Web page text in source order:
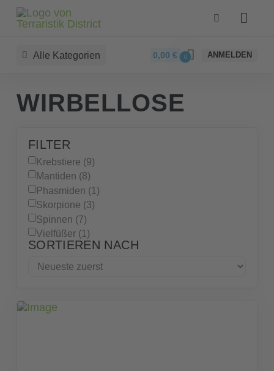
Alle Kategorien 0,00€ 0 ANMELDEN
WIRBELLOSE
FILTER
Krebstiere (9)
Mantiden (8)
Phasmiden (1)
Skorpione (3)
Spinnen (7)
Vielfüßer (1)
SORTIEREN NACH